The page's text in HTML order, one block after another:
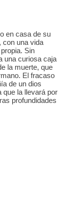
en casa de su
con una vida
Sin
una curiosa caja
la muerte, que
El fracaso
de un dios
que la llevará por
profundidades